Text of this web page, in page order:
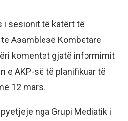
i sesionit të katërt të
Asamblesë Kombëtare
komentet gjatë informimit
e AKP-së të planifikuar të
12 mars.
nga Grupi Mediatik i